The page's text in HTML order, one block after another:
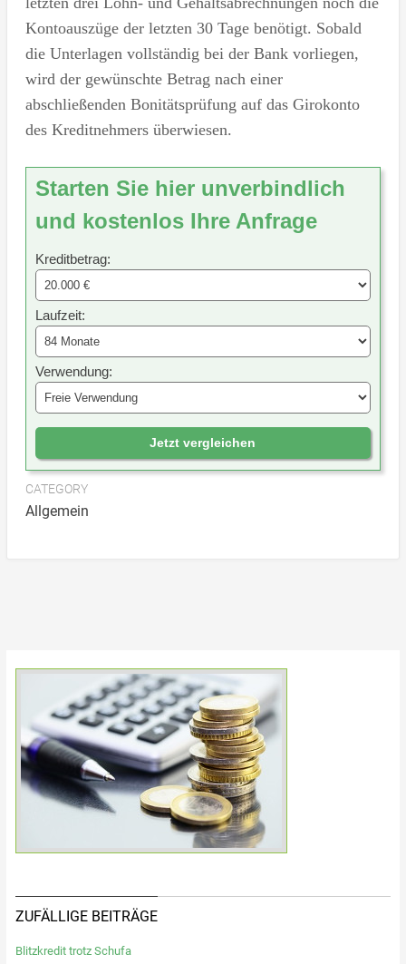
Kontoauszüge der letzten 30 Tage benötigt. Sobald
die Unterlagen vollständig bei der Bank vorliegen,
wird der gewünschte Betrag nach einer
abschließenden Bonitätsprüfung auf das Girokonto
des Kreditnehmers überwiesen.
Starten Sie hier unverbindlich
und kostenlos Ihre Anfrage
Kreditbetrag:
Laufzeit:
Verwendung:
Jetzt vergleichen
CATEGORY
Allgemein
ZUFÄLLIGE BEITRÄGE
Blitzkredit trotz Schufa